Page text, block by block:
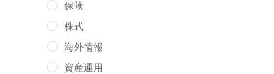
保険
株式
海外情報
資産運用